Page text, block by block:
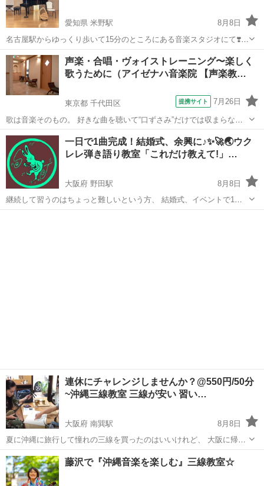
愛知県 米野駅
8月8日
名古屋駅からゆっくり歩いて15分のところにある音楽スタジオにて❣️竪
琴ライアー体験レッスンのご案内です。 【曜日】第1、第3水曜日
(2026年10月は第2、4水曜日開催) 第4日曜日 【時間】10:30〜
20:30(最...
愛知 名古屋市 米野駅 その他 ライアー
声楽・合唱・ヴォイストレーニング〜楽しく
歌うために（アイゼナハ音楽院 【声楽教…
東京都 千代田区 提携サイト 7月26日
歌は音楽そのもの。 好きな曲を聴いて“口ずさみ”だけでは収まらなく
なった時、皆さんは歌ったり楽器を演奏する衝動に駆られませんか？
もちろん、素敵なアリアや合唱を聴いて歌そのものに魅力を感じたな
らもうすでにあなたは主役の準...
東京 千代田区 その他
一日で1曲完成！結婚式、余興に♪✨🚀🌏ウク
レレ弾き語り教室「これだけ教えて!」…
大阪府 野田駅
8月8日
継続して習うのはちょっと難しいという方、 結婚式、イベントで1曲
だけ弾きたい方、 ウクレレのことちょっと聞きたいだけの方､ 動画や
連休にチャレンジしませんか？@550円/50分
~沖縄三線教室 三線が安い 習い…
大阪府 南巽駅
8月8日
夏に沖縄に旅行して憧れの三線を買ったのはいいけれど、 大阪に帰っ
てきて少し弾いてみたけれど挫折していませんか？ 三線の音色を奏で
る事が出来れば大阪で沖縄気分になれますよね！ 電話 090-6064-
1154 安...
大阪 大阪市 南巽駅 その他 三線
藤沢で『沖縄音楽を楽しむ』三線教室☆